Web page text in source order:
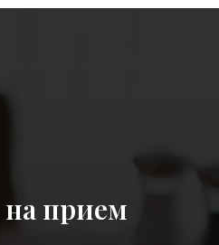
на прием